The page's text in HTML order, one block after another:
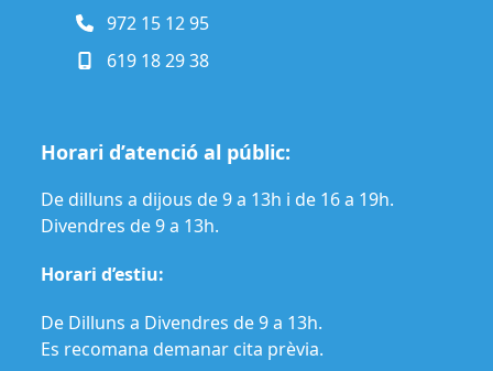
972 15 12 95
619 18 29 38
Horari d’atenció al públic:
De dilluns a dijous de 9 a 13h i de 16 a 19h.
Divendres de 9 a 13h.
Horari d’estiu:
De Dilluns a Divendres de 9 a 13h.
Es recomana demanar cita prèvia.